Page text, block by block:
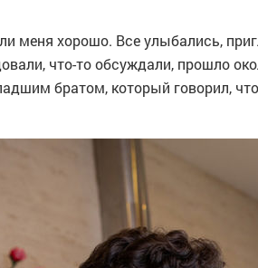
меня хорошо. Все улыбались,
что-то обсуждали, прошло
братом, который говорил,